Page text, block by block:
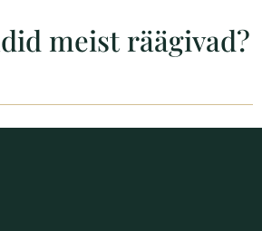
meist räägivad?